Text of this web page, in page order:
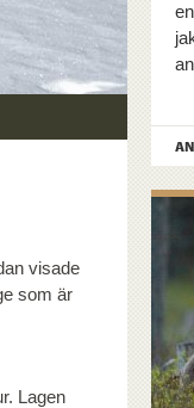
visade
som är
Lagen